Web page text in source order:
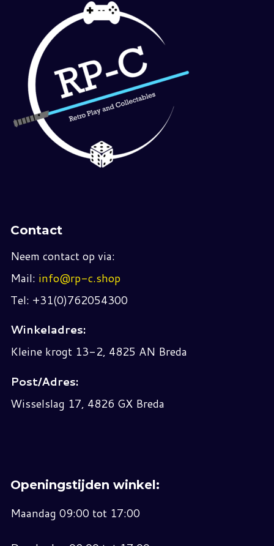
Contact
Neem contact op via:
Mail: info@rp-c.shop
Tel: +31(0)762054300
Winkeladres:
Kleine krogt 13-2, 4825 AN Breda
Post/Adres:
Wisselslag 17, 4826 GX Breda
Openingstijden winkel:
Maandag 09:00 tot 17:00